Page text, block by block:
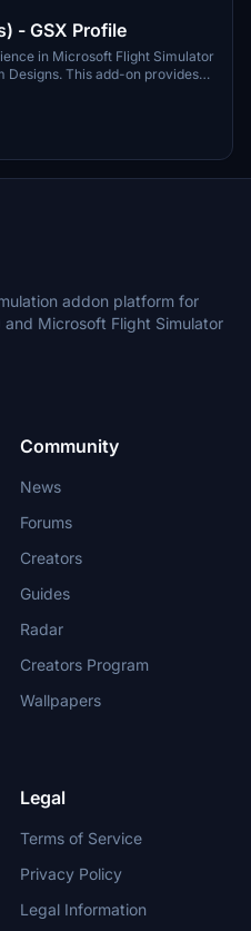
- GSX Profile
in Microsoft Flight Simulator
Designs. This add-on provides
vehicle locations,
for specific gates.
waypoints at select gates for
and suggestions for
addon platform for
Microsoft Flight Simulator
Community
News
Forums
Creators
Guides
Radar
Creators Program
Wallpapers
Legal
Terms of Service
Privacy Policy
Legal Information